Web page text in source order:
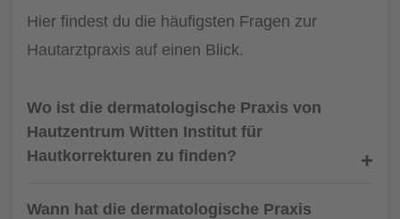
Hier findest du die häufigsten Fragen zur
Hautarztpraxis auf einen Blick.
Wo ist die dermatologische Praxis von
Hautzentrum Witten Institut für
Hautkorrekturen zu finden?
Wann hat die dermatologische Praxis